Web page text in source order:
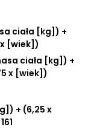
ciała [kg]) +
[wiek])
ciała [kg]) +
x [wiek])
+ (6,25 x